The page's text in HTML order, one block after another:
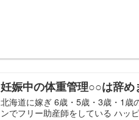
妊娠中の体重管理○○は辞め
北海道に嫁ぎ 6歳・5歳・3歳・1歳
ンでフリー助産師をしている ハッ